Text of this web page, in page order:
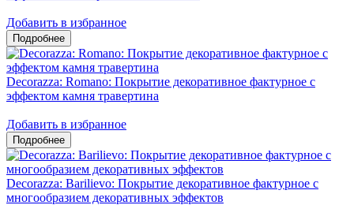
Добавить в избранное
Decorazza: Romano: Покрытие декоративное фактурное с
эффектом камня травертина
Добавить в избранное
Decorazza: Barilievo: Покрытие декоративное фактурное с
многообразием декоративных эффектов